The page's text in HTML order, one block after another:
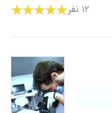
۱۲ نفر